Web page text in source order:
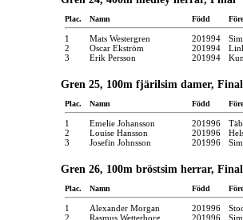
Plac. Namn Född
1 Mats Westergren 201994
2
Oscar Ekström 201994
3
Erik Persson 201994
Gren 25, 100m fjärilsim damer, Final
Plac. Namn Född
1 Emelie Johansson 201996
2
Louise Hansson 201996
3
Josefin Johnsson 201996
Gren 26, 100m bröstsim herrar, Final
Plac. Namn Född
1 Alexander Morgan 201996
2
Rasmus Wetterborg 201996